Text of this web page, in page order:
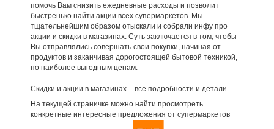
помочь Вам снизить ежедневные расходы и позволит
быстренько найти акции всех супермаркетов. Мы
тщательнейшим образом отыскали и собрали инфу про
акции и скидки в магазинах. Суть заключается в том, чтобы
Вы отправлялись совершать свои покупки, начиная от
продуктов и заканчивая дорогостоящей бытовой техникой,
по наиболее выгодным ценам.
Скидки и акции в магазинах – все подробности и детали
На текущей страничке можно найти просмотреть
конкретные интересные предложения от супермаркетов